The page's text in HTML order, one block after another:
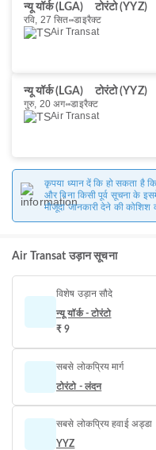
न्यू यॉर्क (LGA)
टोरंटो (YYZ)
रवि, 27 सित॰ डाइरैक्ट
Air Transat
न्यू यॉर्क (LGA)
टोरंटो (YYZ)
गुरु, 20 अग॰ डाइरैक्ट
Air Transat
कृपया ध्यान दें कि हो सकता है
और बिना किसी पूर्व सूचना के
मौजूदा जानकारी देने की कोशिश
Air Transat उड़ान सूचना
विशेष उड़ान सौदे
न्यू यॉर्क - टोरंटो
₹ 9
सबसे लोकप्रिय मार्ग
टोरंटो - लंदन
सबसे लोकप्रिय हवाई अड्डा
YYZ